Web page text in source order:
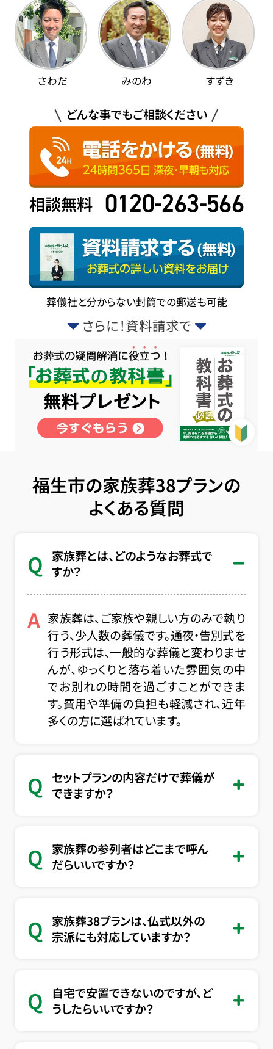
さわだ みのわ すずき
どんな事でもご相談ください
相談無料 0120-263-566
葬儀社と分からない封筒での郵送も可能
さらに！資料請求で
福生市の家族葬38プランの
よくある質問
Q
家族葬とは、どのようなお葬式で
すか？
A 家族葬は、ご家族や親しい方のみで執り
行う、少人数の葬儀です。通夜・告別式を
行う形式は、一般的な葬儀と変わりませ
んが、ゆっくりと落ち着いた雰囲気の中
でお別れの時間を過ごすことができま
す。費用や準備の負担も軽減され、近年
多くの方に選ばれています。
Q
セットプランの内容だけで葬儀が
できますか？
Q
家族葬の参列者はどこまで呼ん
だらいいですか？
Q
家族葬38プランは、仏式以外の
宗派にも対応していますか？
Q
自宅で安置できないのですが、ど
うしたらいいですか？